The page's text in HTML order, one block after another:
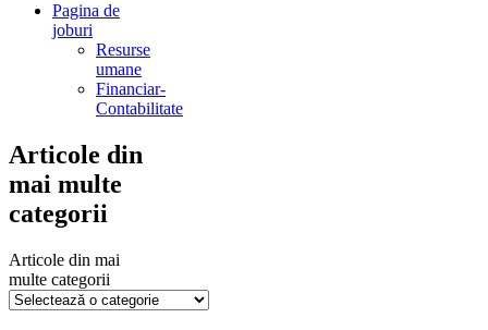
Pagina de
joburi
Resurse
umane
Financiar-
Contabilitate
Articole din
mai multe
categorii
Articole din mai
multe categorii